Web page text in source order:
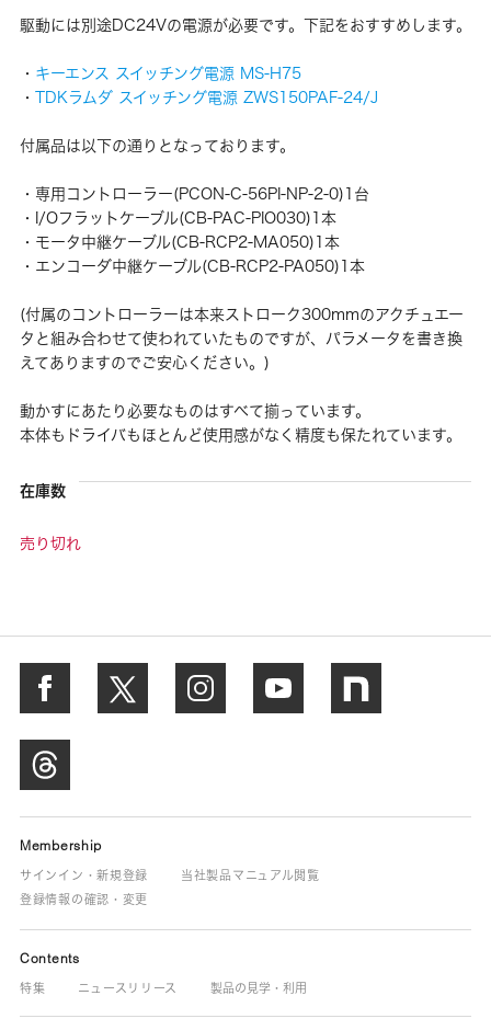
駆動には別途DC24Vの電源が必要です。下記をおすすめします。
・ キーエンス スイッチング電源 MS-H75
・ TDKラムダ スイッチング電源 ZWS150PAF-24/J
付属品は以下の通りとなっております。
・専用コントローラー(PCON-C-56PI-NP-2-0)1台
・I/Oフラットケーブル(CB-PAC-PIO030)1本
・モータ中継ケーブル(CB-RCP2-MA050)1本
・エンコーダ中継ケーブル(CB-RCP2-PA050)1本
(付属のコントローラーは本来ストローク300mmのアクチュエー
タと組み合わせて使われていたものですが、パラメータを書き換
えてありますのでご安心ください。)
動かすにあたり必要なものはすべて揃っています。
本体もドライバもほとんど使用感がなく精度も保たれています。
在庫数
売り切れ
Membership
サインイン・新規登録
当社製品マニュアル閲覧
登録情報の確認・変更
Contents
特集 ニュースリリース 製品の見学・利用